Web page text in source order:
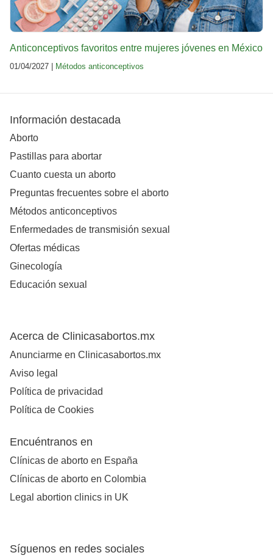
Anticonceptivos favoritos entre mujeres jóvenes en México
01/04/2027 | Métodos anticonceptivos
Información destacada
Aborto
Pastillas para abortar
Cuanto cuesta un aborto
Preguntas frecuentes sobre el aborto
Métodos anticonceptivos
Enfermedades de transmisión sexual
Ofertas médicas
Ginecología
Educación sexual
Acerca de Clinicasabortos.mx
Anunciarme en Clinicasabortos.mx
Aviso legal
Política de privacidad
Política de Cookies
Encuéntranos en
Clínicas de aborto en España
Clínicas de aborto en Colombia
Legal abortion clinics in UK
Síguenos en redes sociales